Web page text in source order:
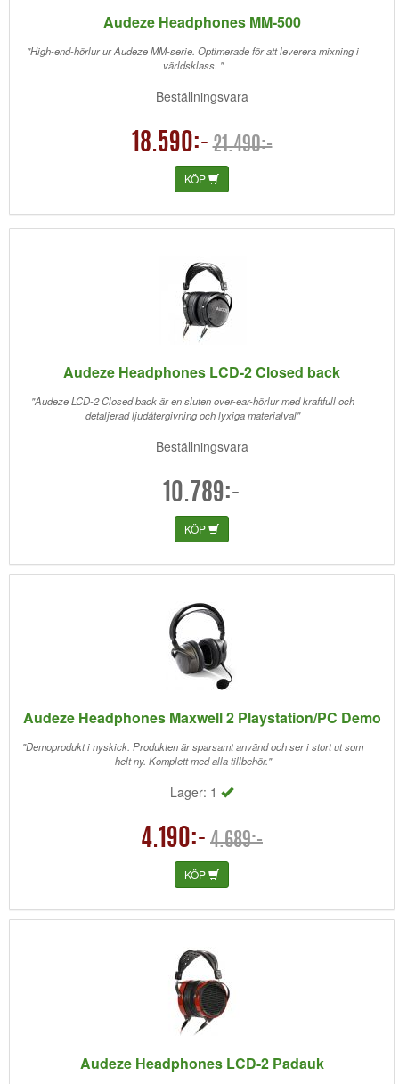
Audeze Headphones MM-500
"High-end-hörlur ur Audeze MM-serie. Optimerade för att leverera mixning i
världsklass. "
Beställningsvara
18.590:- 21.490:-
KÖP
Audeze Headphones LCD-2 Closed back
"Audeze LCD-2 Closed back är en sluten over-ear-hörlur med kraftfull och
detaljerad ljudåtergivning och lyxiga materialval"
Beställningsvara
10.789:-
KÖP
Audeze Headphones Maxwell 2 Playstation/PC Demo
"Demoprodukt i nyskick. Produkten är sparsamt använd och ser i stort ut som
helt ny. Komplett med alla tillbehör."
Lager: 1
4.190:- 4.689:-
KÖP
Audeze Headphones LCD-2 Padauk